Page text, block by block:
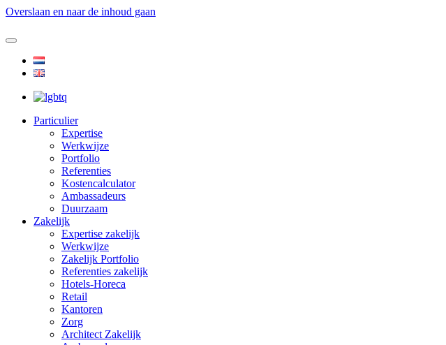
Overslaan en naar de inhoud gaan
Particulier
Expertise
Werkwijze
Portfolio
Referenties
Kostencalculator
Ambassadeurs
Duurzaam
Zakelijk
Expertise zakelijk
Werkwijze
Zakelijk Portfolio
Referenties zakelijk
Hotels-Horeca
Retail
Kantoren
Zorg
Architect Zakelijk